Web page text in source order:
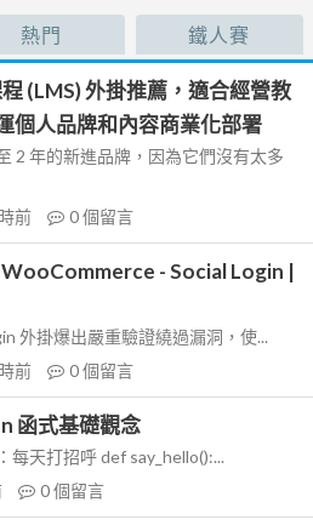
熱門 鐵人賽
(LMS) 外掛推薦，適合經營教
個人品牌和內容商業化部署
2 年的新進品牌，因為它們沒有太多
前 0個留言
- Social Login |
外掛爆出嚴重驗證繞過漏洞，使...
前 0個留言
函式基礎觀念
天打招呼 def say_hello():...
0個留言